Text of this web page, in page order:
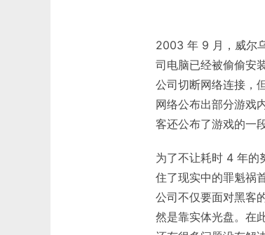
2003 年 9 月，威尔
司电脑已经被偷偷安
公司切断网络连接，
网络公布出部分游戏
客还公布了游戏的一
为了不让耗时 4 年的
住了现实中的罪魁祸
公司不仅要面对黑客
然是靠实体光盘。在